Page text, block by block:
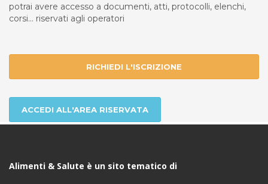
potrai avere accesso a documenti, atti, protocolli, elenchi,
corsi... riservati agli operatori
RICHIEDI L'ISCRIZIONE
ACCEDI ALL'AREA RISERVATA
Alimenti & Salute è un sito tematico di